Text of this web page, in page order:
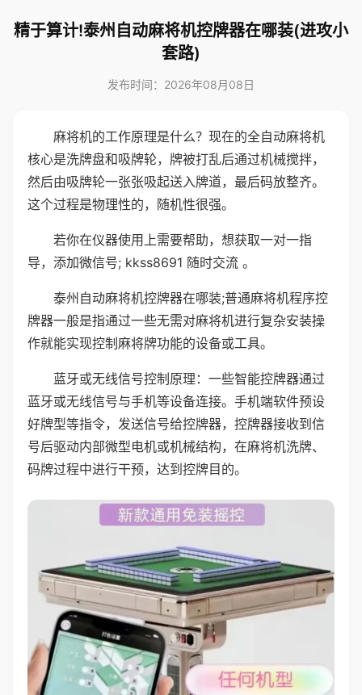
精于算计!泰州自动麻将机控牌器在哪装(进攻小
套路)
发布时间：2026年08月08日
麻将机的工作原理是什么？现在的全自动麻将机
核心是洗牌盘和吸牌轮，牌被打乱后通过机械搅拌，
然后由吸牌轮一张张吸起送入牌道，最后码放整齐。
这个过程是物理性的，随机性很强。
若你在仪器使用上需要帮助，想获取一对一指
导，添加微信号; kkss8691 随时交流 。
泰州自动麻将机控牌器在哪装;普通麻将机程序控
牌器一般是指通过一些无需对麻将机进行复杂安装操
作就能实现控制麻将牌功能的设备或工具。
蓝牙或无线信号控制原理：一些智能控牌器通过
蓝牙或无线信号与手机等设备连接。手机端软件预设
好牌型等指令，发送信号给控牌器，控牌器接收到信
号后驱动内部微型电机或机械结构，在麻将机洗牌、
码牌过程中进行干预，达到控牌目的。